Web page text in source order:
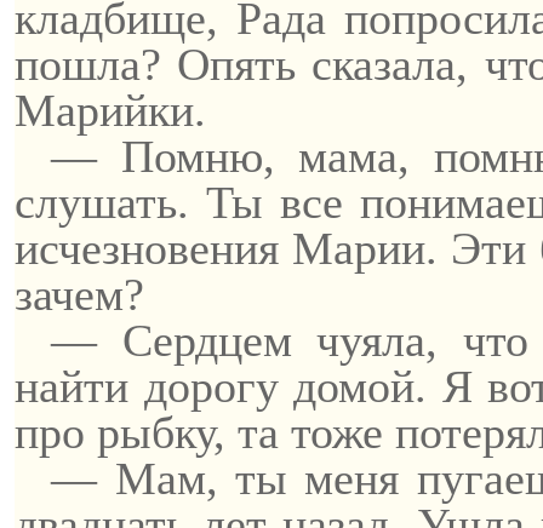
кладбище, Рада
пошла? Опять сказала,
Марийки.
— Помню, мама,
слушать. Ты все
исчезновения Марии. Эти
зачем?
— Сердцем чуяла, что
найти дорогу домой. Я
про рыбку, та тоже
— Мам, ты меня